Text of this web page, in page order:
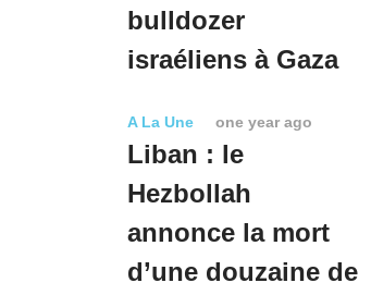
bulldozer
israéliens à Gaza
A La Une one year ago
Liban : le
Hezbollah
annonce la mort
d’une douzaine de